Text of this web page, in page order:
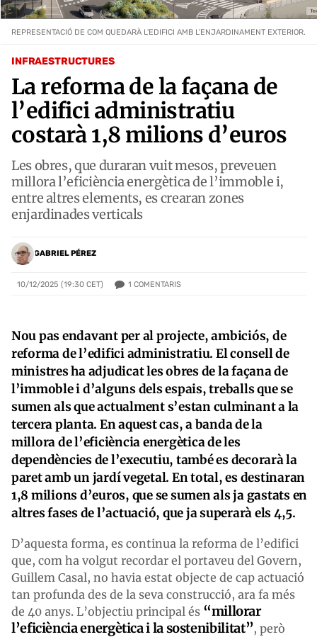
INFRAESTRUCTURES
La reforma de la façana de
l’edifici administratiu
costarà 1,8 milions d’euros
Les obres, que duraran vuit mesos, preveuen
millora l’eficiència energètica de l’immoble i,
entre altres elements, es crearan zones
enjardinades verticals
GABRIEL PÉREZ
10/12/2025 (19:30 CET) 1 COMENTARIS
REPRESENTACIÓ DE COM QUEDARÀ L'EDIFICI AMB L'ENJARDINAMENT EXTERIOR.
Nou pas endavant per al projecte, ambiciós, de
reforma de l’edifici administratiu. El consell de
ministres ha adjudicat les obres de la façana de
l’immoble i d’alguns dels espais, treballs que se
sumen als que actualment s’estan culminant a la
tercera planta. En aquest cas, a banda de la
millora de l’eficiència energètica de les
dependències de l’executiu, també es decorarà la
paret amb un jardí vegetal. En total, es destinaran
1,8 milions d’euros, que se sumen als ja gastats en
altres fases de l’actuació, que ja superarà els 4,5.
D’aquesta forma, es continua la reforma de l’edifici
que, com ha volgut recordar el portaveu del Govern,
Guillem Casal, no havia estat objecte de cap actuació
tan profunda des de la seva construcció, ara fa més
de 40 anys. L’objectiu principal és “millorar
l’eficiència energètica i la sostenibilitat”, però